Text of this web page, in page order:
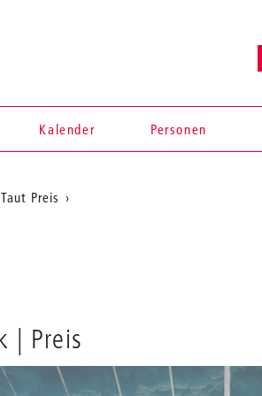
Kalender Personen
Preis
| Preis